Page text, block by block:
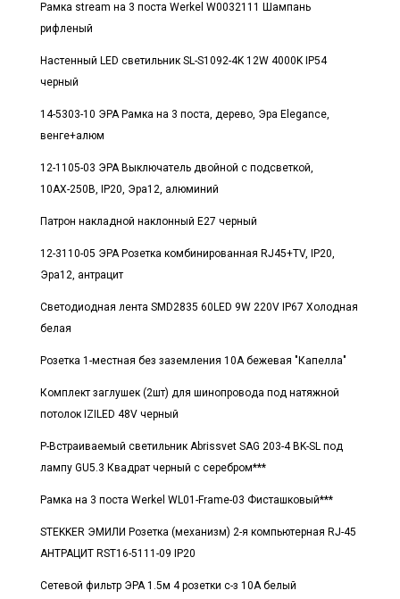
Рамка stream на 3 поста Werkel W0032111 Шампань
рифленый
Настенный LED светильник SL-S1092-4K 12W 4000K IP54
черный
14-5303-10 ЭРА Рамка на 3 поста, дерево, Эра Elegance,
венге+алюм
12-1105-03 ЭРА Выключатель двойной с подсветкой,
10АХ-250В, IP20, Эра12, алюминий
Патрон накладной наклонный E27 черный
12-3110-05 ЭРА Розетка комбинированная RJ45+TV, IP20,
Эра12, антрацит
Светодиодная лента SMD2835 60LED 9W 220V IP67 Холодная
белая
Розетка 1-местная без заземления 10А бежевая "Капелла"
Комплект заглушек (2шт) для шинопровода под натяжной
потолок IZILED 48V черный
Р-Встраиваемый светильник Abrissvet SAG 203-4 BK-SL под
лампу GU5.3 Квадрат черный с серебром***
Рамка на 3 поста Werkel WL01-Frame-03 Фисташковый***
STEKKER ЭМИЛИ Розетка (механизм) 2-я компьютерная RJ-45
АНТРАЦИТ RST16-5111-09 IP20
Сетевой фильтр ЭРА 1.5м 4 розетки с-з 10А белый